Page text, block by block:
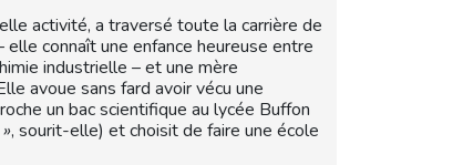
activité, a traversé toute la carrière de
connaît une enfance heureuse entre
industrielle – et une mère
avoue sans fard avoir vécu une
un bac scientifique au lycée Buffon
, sourit-elle) et choisit de faire une école